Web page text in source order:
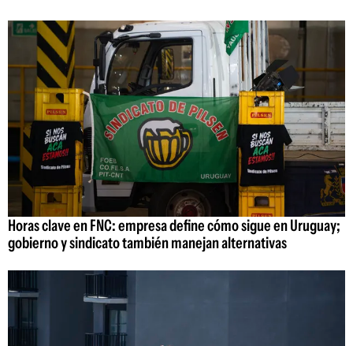
Horas clave en FNC: empresa define cómo sigue en Uruguay;
gobierno y sindicato también manejan alternativas